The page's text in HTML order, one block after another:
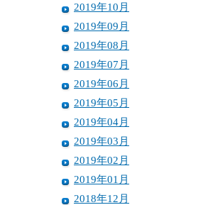
2019年10月
2019年09月
2019年08月
2019年07月
2019年06月
2019年05月
2019年04月
2019年03月
2019年02月
2019年01月
2018年12月